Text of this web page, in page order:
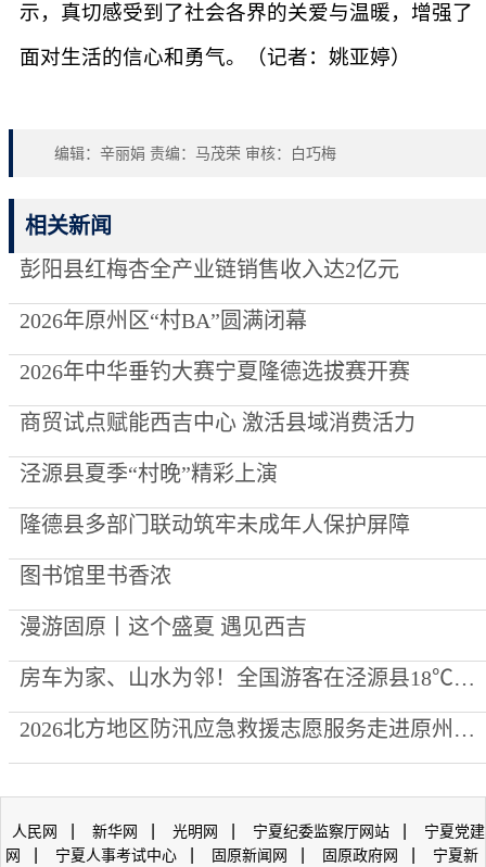
示，真切感受到了社会各界的关爱与温暖，增强了
面对生活的信心和勇气。（记者：姚亚婷）
编辑：辛丽娟 责编：马茂荣 审核：白巧梅
相关新闻
彭阳县红梅杏全产业链销售收入达2亿元
2026年原州区“村BA”圆满闭幕
2026年中华垂钓大赛宁夏隆德选拔赛开赛
商贸试点赋能西吉中心 激活县域消费活力
泾源县夏季“村晚”精彩上演
隆德县多部门联动筑牢未成年人保护屏障
图书馆里书香浓
漫游固原丨这个盛夏 遇见西吉
房车为家、山水为邻！全国游客在泾源县18℃的清凉里“慢下来”
2026北方地区防汛应急救援志愿服务走进原州区宋家巷社区
人民网 新华网 光明网 宁夏纪委监察厅网站
宁夏党建
网
宁夏人事考试中心 固原新闻网 固原政府网 宁夏新